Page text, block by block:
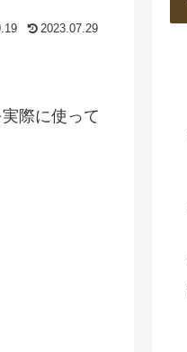
2023.07.29
実際に使って